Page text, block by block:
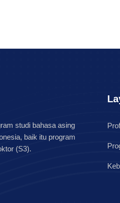
studi bahasa asing
baik itu program
(S3).